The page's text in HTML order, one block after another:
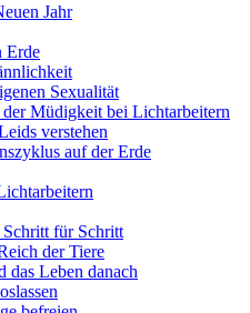
Jahr
Erde
Sexualität
der Müdigkeit bei Lichtarbeitern
verstehen
auf der Erde
Schritt für Schritt
der Tiere
das Leben danach